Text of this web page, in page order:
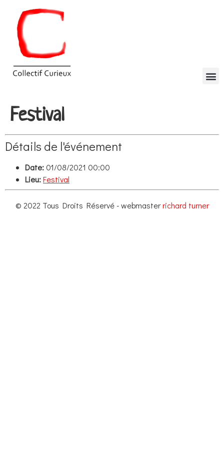
Festival
Détails de l'événement
Date:01/08/2021 00:00
Lieu:Festival
© 2022 Tous Droits Réservé - webmasterrichard turner